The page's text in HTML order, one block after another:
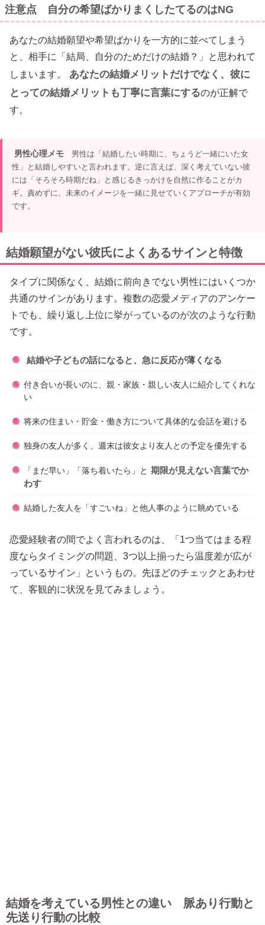
注意点 自分の希望ばかりまくしたてるのはNG
あなたの結婚願望や希望ばかりを一方的に並べてしまう
と、相手に「結局、自分のためだけの結婚？」と思われて
しまいます。
あなたの結婚メリットだけでなく、彼に
とっての結婚メリットも丁寧に言葉にするのが正解で
す。
男性心理メモ 男性は「結婚したい時期に、ちょうど一緒にいた女
性」と結婚しやすいと言われます。逆に言えば、深く考えていない彼
には「そろそろ時期だね」と感じるきっかけを自然に作ることがカ
ギ。責めずに、未来のイメージを一緒に見せていくアプローチが有効
です。
結婚願望がない彼氏によくあるサインと特徴
タイプに関係なく、結婚に前向きでない男性にはいくつか
共通のサインがあります。複数の恋愛メディアのアンケー
トでも、繰り返し上位に挙がっているのが次のような行動
です。
結婚や子どもの話になると、急に反応が薄くなる
付き合いが長いのに、親・家族・親しい友人に紹介してくれな
い
将来の住まい・貯金・働き方について具体的な会話を避ける
独身の友人が多く、週末は彼女より友人との予定を優先する
「まだ早い」「落ち着いたら」と 期限が見えない言葉でか
わす
結婚した友人を「すごいね」と他人事のように眺めている
恋愛経験者の間でよく言われるのは、「1つ当てはまる程
度ならタイミングの問題、3つ以上揃ったら温度差が広が
っているサイン」というもの。先ほどのチェックとあわせ
て、客観的に状況を見てみましょう。
結婚を考えている男性との違い 脈あり行動と
先送り行動の比較